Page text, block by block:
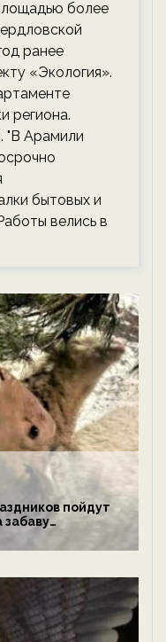
более
ранее
«Экология».
региона.
"В Арамили
бытовых и
велись в
пойдут
забаву
— новости